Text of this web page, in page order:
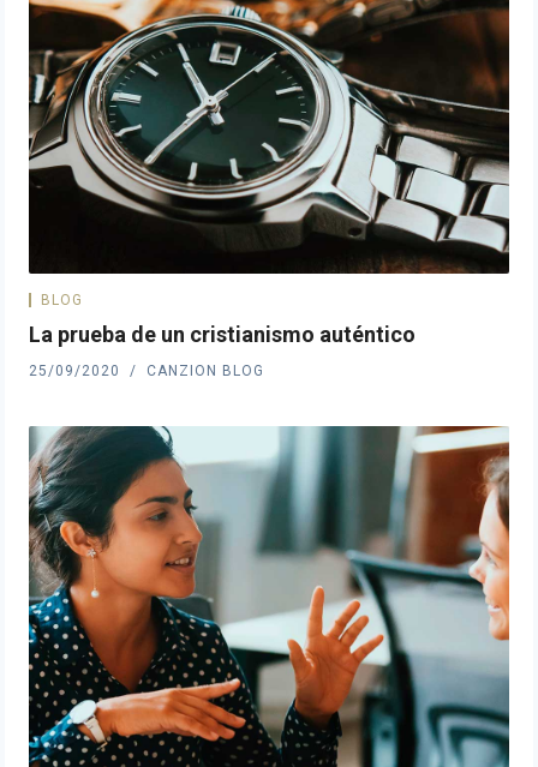
BLOG
La prueba de un cristianismo auténtico
25/09/2020 CANZION BLOG